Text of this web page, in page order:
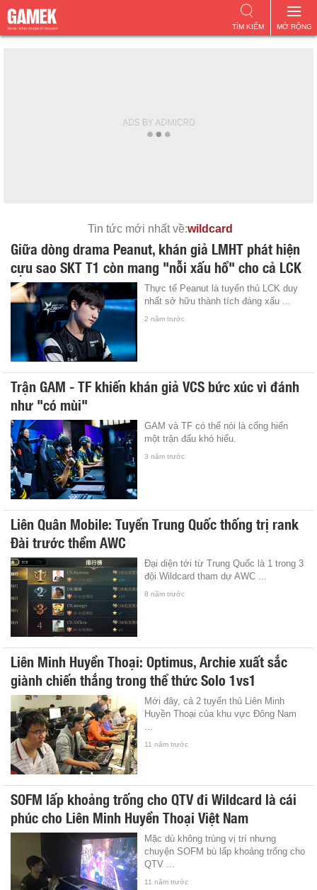
MỞ RỘNG
TÌM KIẾM
Tin tức mới nhất về:wildcard
Giữa dòng drama Peanut, khán giả LMHT phát hiện
cựu sao SKT T1 còn mang "nỗi xấu hổ" cho cả LCK
Thực tế Peanut là tuyển thủ LCK duy
nhất sở hữu thành tích đáng xấu ...
2 năm trước
Trận GAM - TF khiến khán giả VCS bức xúc vì đánh
như "có mùi"
GAM và TF có thể nói là cống hiến
một trận đấu khó hiểu.
3 năm trước
Liên Quân Mobile: Tuyển Trung Quốc thống trị rank
Đài trước thềm AWC
Đại diện tới từ Trung Quốc là 1 trong 3
đội Wildcard tham dự AWC ...
8 năm trước
Liên Minh Huyền Thoại: Optimus, Archie xuất sắc
giành chiến thắng trong thể thức Solo 1vs1
Mới đây, cả 2 tuyển thủ Liên Minh
Huyền Thoại của khu vực Đông Nam
11 năm trước
SOFM lấp khoảng trống cho QTV đi Wildcard là cái
phúc cho Liên Minh Huyền Thoại Việt Nam
Mặc dù không trùng vị trí nhưng
chuyện SOFM bù lấp khoảng trống cho
QTV ...
11 năm trước